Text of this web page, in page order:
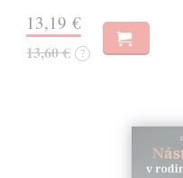
13,19 €
13,60 € ?